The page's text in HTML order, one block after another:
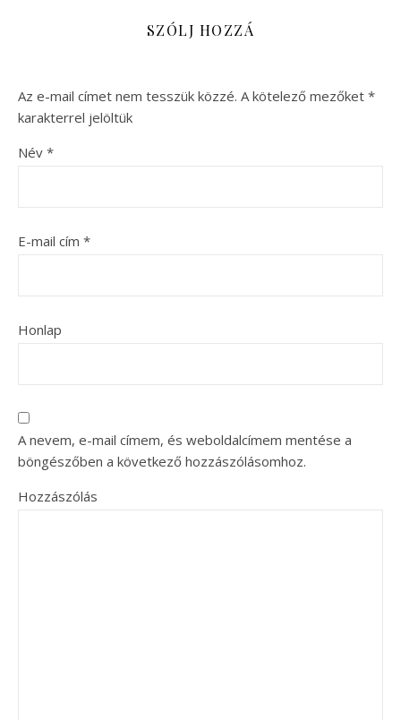
SZÓLJ HOZZÁ
Az e-mail címet nem tesszük közzé. A kötelező mezőket *
karakterrel jelöltük
Név *
E-mail cím *
Honlap
A nevem, e-mail címem, és weboldalcímem mentése a
böngészőben a következő hozzászólásomhoz.
Hozzászólás